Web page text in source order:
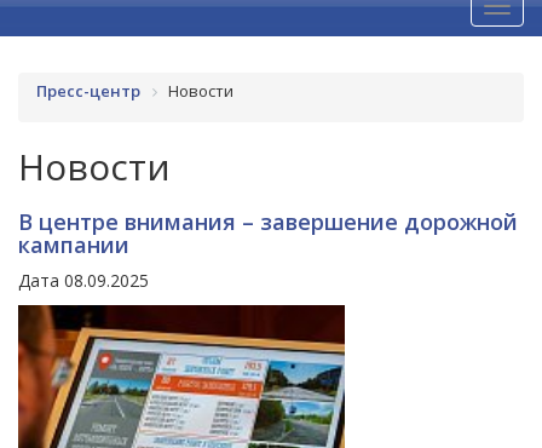
Пресс-центр Новости
Новости
В центре внимания – завершение дорожной
кампании
Дата 08.09.2025